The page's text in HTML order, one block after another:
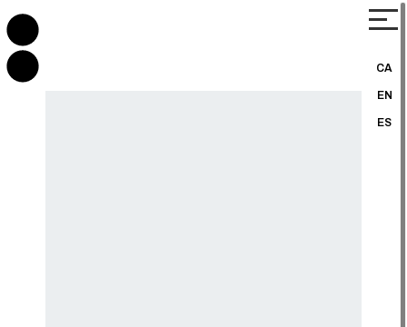
CA
EN
ES